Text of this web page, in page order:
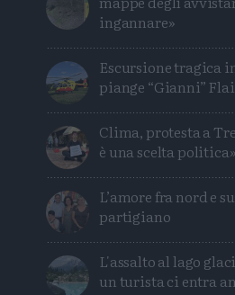
ingannare»
Escursione tragica
piange “Gianni”
Clima, protesta a
è una scelta politica»
L’amore fra nord e
partigiano
L'assalto al lago
un turista ci entra